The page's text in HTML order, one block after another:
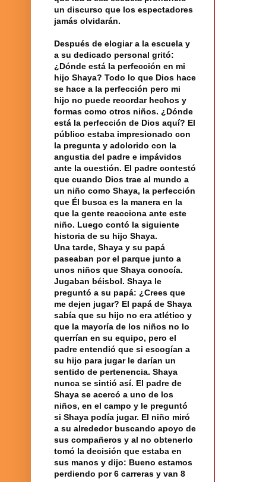
un discurso que los espectadores
jamás olvidarán.
Después de elogiar a la escuela y
a su dedicado personal gritó:
¿Dónde está la perfección en mi
hijo Shaya? Todo lo que Dios hace
se hace a la perfección pero mi
hijo no puede recordar hechos y
formas como otros niños. ¿Dónde
está la perfección de Dios aquí? El
público estaba impresionado con
la pregunta y adolorido con la
angustia del padre e impávidos
ante la cuestión. El padre contestó
que cuando Dios trae al mundo a
un niño como Shaya, la perfección
que Él busca es la manera en la
que la gente reacciona ante este
niño. Luego contó la siguiente
historia de su hijo Shaya.
Una tarde, Shaya y su papá
paseaban por el parque junto a
unos niños que Shaya conocía.
Jugaban béisbol. Shaya le
preguntó a su papá: ¿Crees que
me dejen jugar? El papá de Shaya
sabía que su hijo no era atlético y
que la mayoría de los niños no lo
querrían en su equipo, pero el
padre entendió que si escogían a
su hijo para jugar le darían un
sentido de pertenencia. Shaya
nunca se sintió así. El padre de
Shaya se acercó a uno de los
niños, en el campo y le preguntó
si Shaya podía jugar. El niño miró
a su alrededor buscando apoyo de
sus compañeros y al no obtenerlo
tomó la decisión que estaba en
sus manos y dijo: Bueno estamos
perdiendo por 6 carreras y van 8